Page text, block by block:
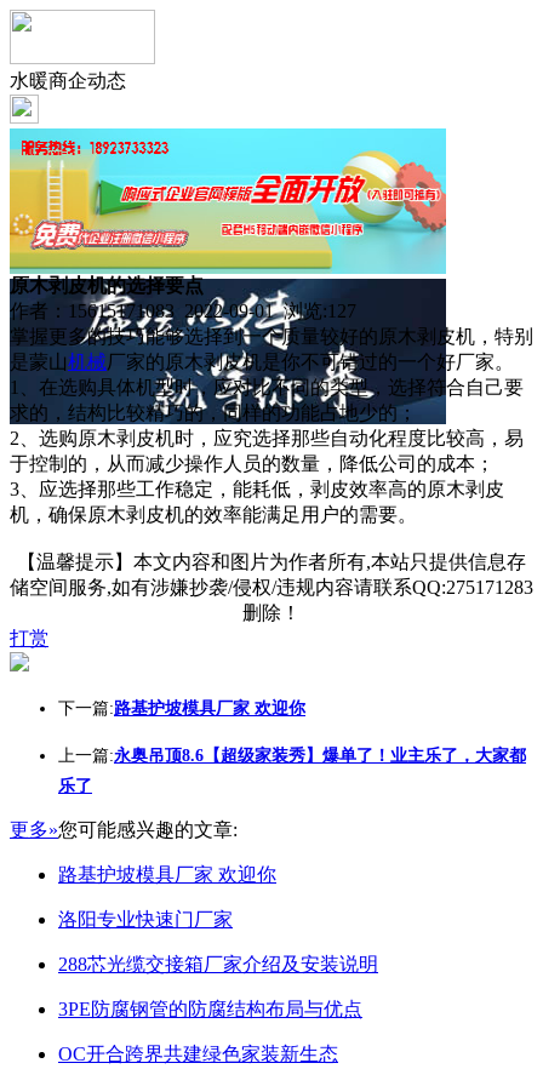
水暖商企动态
原木剥皮机的选择要点
作者：15615171083 2022-09-01 浏览:127
掌握更多的技巧能够选择到一个质量较好的原木剥皮机，特别
是蒙山机械厂家的原木剥皮机是你不可错过的一个好厂家。
1、在选购具体机型时，应对比不同的类型，选择符合自己要
求的，结构比较精巧的，同样的功能占地少的；
2、选购原木剥皮机时，应究选择那些自动化程度比较高，易
于控制的，从而减少操作人员的数量，降低公司的成本；
3、应选择那些工作稳定，能耗低，剥皮效率高的原木剥皮
机，确保原木剥皮机的效率能满足用户的需要。
【温馨提示】本文内容和图片为作者所有,本站只提供信息存
储空间服务,如有涉嫌抄袭/侵权/违规内容请联系QQ:275171283
删除！
打赏
下一篇:路基护坡模具厂家 欢迎你
上一篇:永奥吊顶8.6【超级家装秀】爆单了！业主乐了，大家都
乐了
更多»您可能感兴趣的文章:
路基护坡模具厂家 欢迎你
洛阳专业快速门厂家
288芯光缆交接箱厂家介绍及安装说明
3PE防腐钢管的防腐结构布局与优点
OC开合跨界共建绿色家装新生态